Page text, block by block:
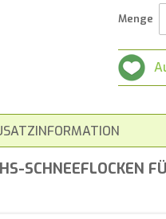
Menge
SCHNEEFLOCKEN